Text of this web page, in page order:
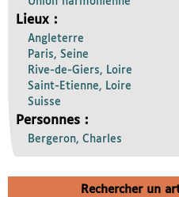
Lieux :
Angleterre
Paris, Seine
Rive-de-Giers, Loire
Saint-Etienne, Loire
Suisse
Personnes :
Bergeron, Charles
Rechercher un